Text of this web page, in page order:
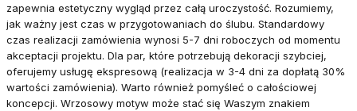
zapewnia estetyczny wygląd przez całą uroczystość. Rozumiemy,
jak ważny jest czas w przygotowaniach do ślubu. Standardowy
czas realizacji zamówienia wynosi 5-7 dni roboczych od momentu
akceptacji projektu. Dla par, które potrzebują dekoracji szybciej,
oferujemy usługę ekspresową (realizacja w 3-4 dni za dopłatą 30%
wartości zamówienia). Warto również pomyśleć o całościowej
koncepcji. Wrzosowy motyw może stać się Waszym znakiem